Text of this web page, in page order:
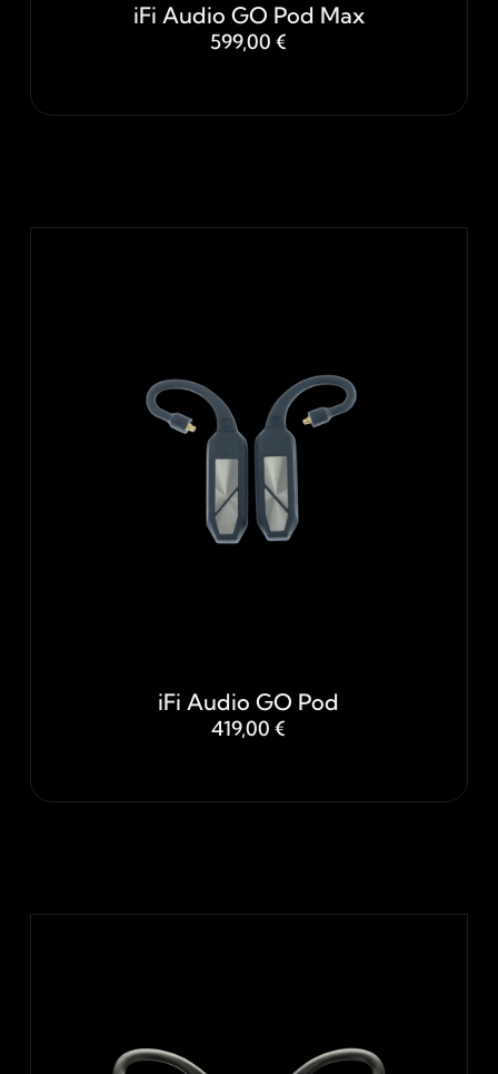
iFi Audio GO Pod Max
599,00 €
iFi Audio GO Pod
419,00 €